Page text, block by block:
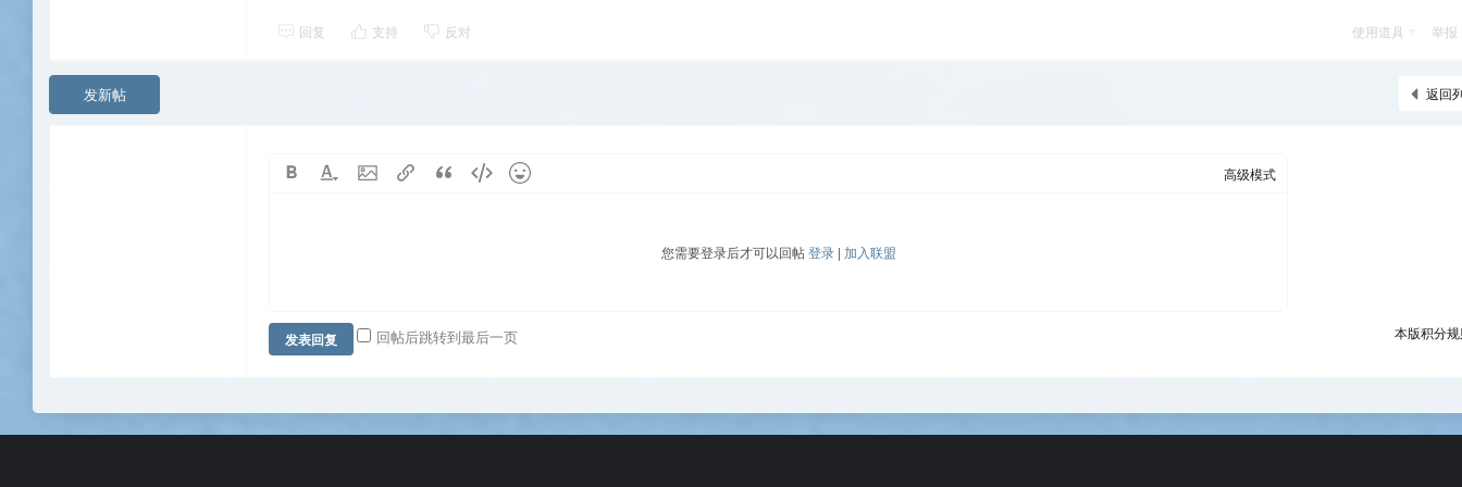
回复 支持 反对 使用道具 举报
返回
发新帖
高级模式
您需要登录后才可以回帖登录| 加入联盟
本版积分
发表回复 回帖后跳转到最后一页